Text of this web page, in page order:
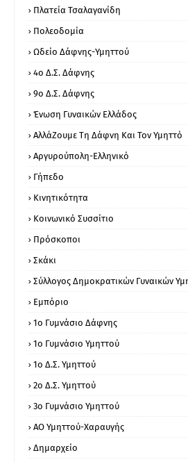
Πλατεία Τσαλαγανίδη
Πολεοδομία
Ωδείο Δάφνης-Υμηττού
4ο Δ.Σ. Δάφνης
9ο Δ.Σ. Δάφνης
Ένωση Γυναικών Ελλάδος
ΑλλάΖουμε Τη Δάφνη Και Τον Υμηττό
Αργυρούπολη-Ελληνικό
Γήπεδο
Κινητικότητα
Κοινωνικό Συσσίτιο
Πρόσκοποι
Σκάκι
Σύλλογος Δημοκρατικών Γυναικών
Εμπόριο
1ο Γυμνάσιο Δάφνης
1ο Γυμνάσιο Υμηττού
1ο Δ.Σ. Υμηττού
2ο Δ.Σ. Υμηττού
3ο Γυμνάσιο Υμηττού
ΑΟ Υμηττού-Χαραυγής
Δημαρχείο